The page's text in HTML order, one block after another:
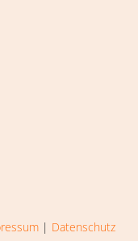
| Datenschutz